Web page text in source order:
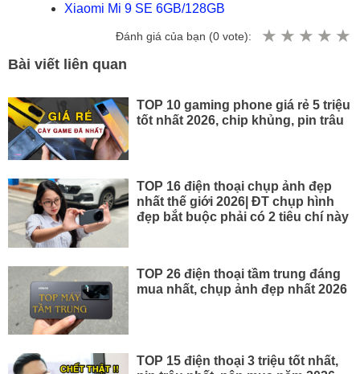
Xiaomi Mi 9 SE 6GB/128GB
Đánh giá của bạn (0 vote):
Bài viết liên quan
TOP 10 gaming phone giá rẻ 5 triệu
tốt nhất 2026, chip khủng, pin trâu
TOP 16 điện thoại chụp ảnh đẹp
nhất thế giới 2026| ĐT chụp hình
đẹp bắt buộc phải có 2 tiêu chí này
TOP 26 điện thoại tầm trung đáng
mua nhất, chụp ảnh đẹp nhất 2026
TOP 15 điện thoại 3 triệu tốt nhất,